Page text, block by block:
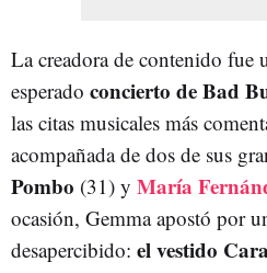
La creadora de contenido fue
esperado concierto de Bad
las citas musicales más
acompañada de dos de sus
Pombo (31) y María
ocasión, Gemma apostó por
desapercibido: el vestido